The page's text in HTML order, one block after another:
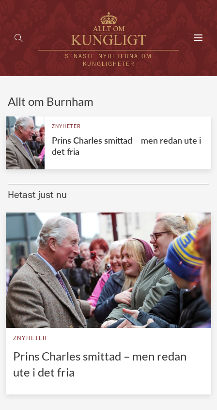
SENASTE NYHETERNA OM
KUNGLIGHETER
UTLÄNDSKT
VÄRLDENS KUNGAHUS
Brittiska kungahuset
Norska kungahuset
Danska kungahuset
Spanska kungahuset
Nederländska kungahuset
Belgiska kungahuset
Jordanska kungahuset
Japanska kejsarhuset
Allt om Burnham
ZNYHETER
Prins Charles smittad – men redan ute i
det fria
Hetast just nu
ZNYHETER
Prins Charles smittad – men redan
ute i det fria